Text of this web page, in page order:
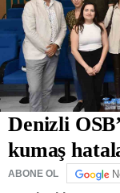
Denizli
kumaş
ABONE OL